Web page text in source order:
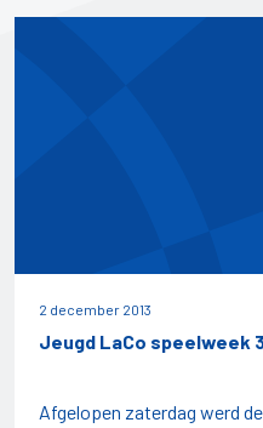
2 december 2013
Jeugd LaCo speelweek
Afgelopen zaterdag werd